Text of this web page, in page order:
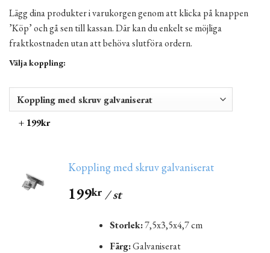
Lägg dina produkter i varukorgen genom att klicka på knappen
’Köp’ och gå sen till kassan. Där kan du enkelt se möjliga
fraktkostnaden utan att behöva slutföra ordern.
Välja koppling:
+ 199kr
Koppling med skruv galvaniserat
199kr / st
Storlek:7,5x3,5x4,7 cm
Färg:Galvaniserat